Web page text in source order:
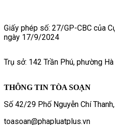
Giấy phép số: 27/GP-CBC của
ngày 17/9/2024
Trụ sở: 142 Trần Phú, phường
THÔNG TIN TÒA SOẠN
Số 42/29 Phố Nguyễn Chí
toasoan@phapluatplus.vn